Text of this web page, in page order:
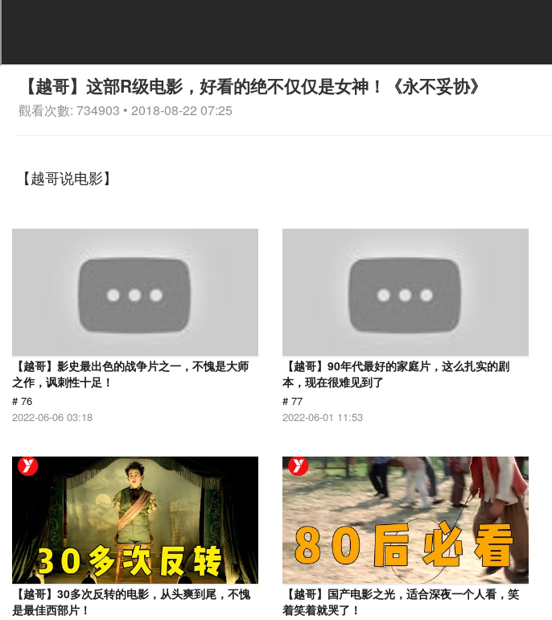
【越哥】这部R级电影，好看的绝不仅仅是女神！《永不妥协》
觀看次數: 734903 • 2018-08-22 07:25
【越哥说电影】
【越哥】影史最出色的战争片之一，不愧是大师
之作，讽刺性十足！
# 76
2022-06-06 03:18
【越哥】90年代最好的家庭片，这么扎实的剧
本，现在很难见到了
# 77
2022-06-01 11:53
【越哥】30多次反转的电影，从头爽到尾，不愧
是最佳西部片！
【越哥】国产电影之光，适合深夜一个人看，笑
着笑着就哭了！